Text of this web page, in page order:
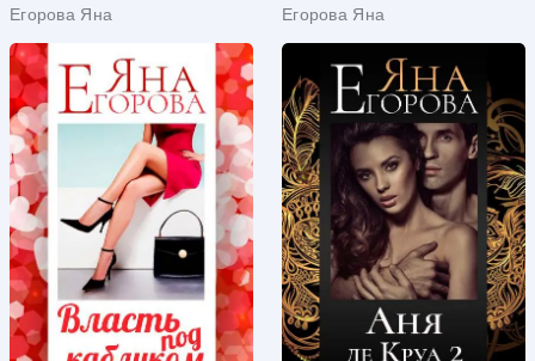
Егорова Яна Егорова Яна